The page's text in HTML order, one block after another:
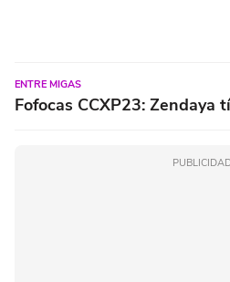
ENTRE MIGAS
Fofocas CCXP23: Zendaya